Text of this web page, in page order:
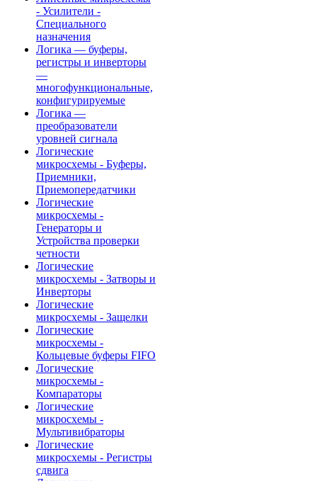
- Усилители -
Специального
назначения
Логика — буферы,
регистры и инверторы
—
многофункциональные,
конфигурируемые
Логика —
преобразователи
уровней сигнала
Логические
микросхемы - Буферы,
Приемники,
Приемопередатчики
Логические
микросхемы -
Генераторы и
Устройства проверки
четности
Логические
микросхемы - Затворы и
Инверторы
Логические
микросхемы - Защелки
Логические
микросхемы -
Кольцевые буферы FIFO
Логические
микросхемы -
Компараторы
Логические
микросхемы -
Мультивибраторы
Логические
микросхемы - Регистры
сдвига